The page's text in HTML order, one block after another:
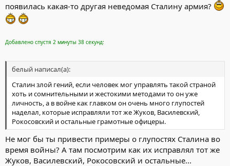
появилась какая-то другая неведомая Сталину армия?
Добавлено спустя 2 минуты 38 секунд:
белый написал(а):
Сталин злой гений, если человек мог управлять такой страной
хоть и сомнительными и жестокими методами то он уже
личность, а в войне как главком он очень много глупостей
наделал, которые исправляли тот же Жуков, Василевский,
Рокосовский и остальные грамотные офицеры.
Не мог бы ты привести примеры о глупостях Сталина во
время войны? А там посмотрим как их исправлял тот же
Жуков, Василевский, Рокосовский и остальные...